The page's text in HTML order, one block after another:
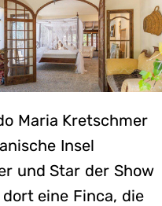
Maria Kretschmer
Insel
und Star der Show
dort eine Finca, die